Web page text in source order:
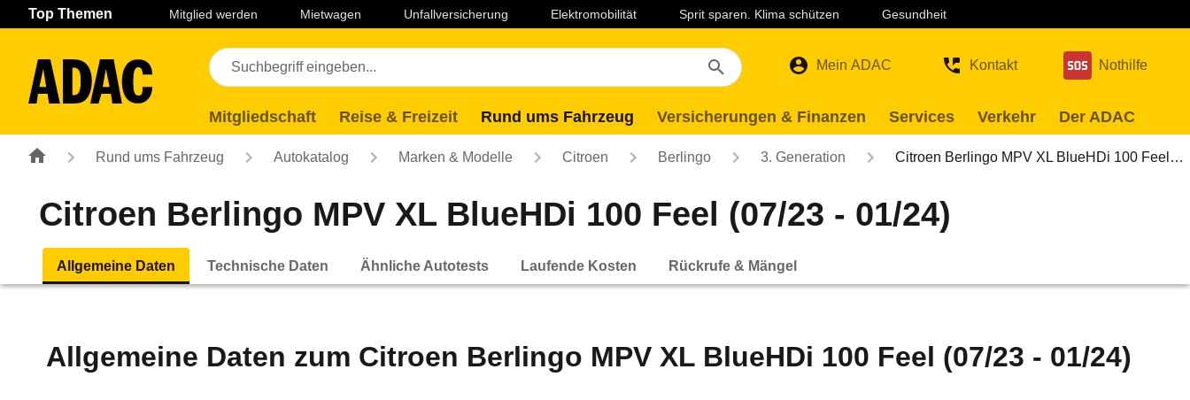
Navigation Seiteninhalt Fußzeile
Top Themen Mitglied werden Mietwagen Unfallversicherung Elektromobilität Sprit sparen. Klima schützen Gesundheit
Mein ADAC Kontakt Nothilfe
Mitgliedschaft Reise & Freizeit Rund ums Fahrzeug Versicherungen & Finanzen Services Verkehr Der ADAC
Rund ums Fahrzeug Autokatalog Marken & Modelle Citroen Berlingo 3. Generation Citroen Berlingo MPV XL BlueHDi 100 Feel…
Citroen Berlingo MPV XL BlueHDi 100 Feel (07/23 - 01/24)
Allgemeine Daten Technische Daten Ähnliche Autotests Laufende Kosten Rückrufe & Mängel
Allgemeine Daten zum Citroen Berlingo MPV XL BlueHDi 100 Feel (07/23 - 01/24)